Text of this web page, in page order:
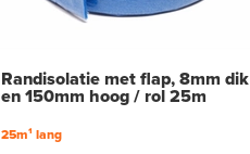
Randisolatie met flap, 8mm dik
en 150mm hoog / rol 25m
25m¹ lang